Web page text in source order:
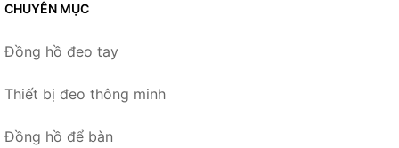
CHUYÊN MỤC
Đồng hồ đeo tay
Thiết bị đeo thông minh
Đồng hồ để bàn